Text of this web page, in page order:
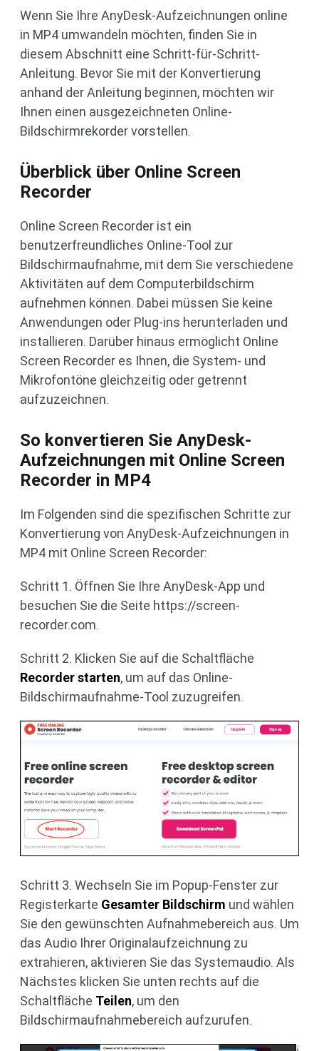
Wenn Sie Ihre AnyDesk-Aufzeichnungen online
in MP4 umwandeln möchten, finden Sie in
diesem Abschnitt eine Schritt-für-Schritt-
Anleitung. Bevor Sie mit der Konvertierung
anhand der Anleitung beginnen, möchten wir
Ihnen einen ausgezeichneten Online-
Bildschirmrekorder vorstellen.
Überblick über Online Screen
Recorder
Online Screen Recorder ist ein
benutzerfreundliches Online-Tool zur
Bildschirmaufnahme, mit dem Sie verschiedene
Aktivitäten auf dem Computerbildschirm
aufnehmen können. Dabei müssen Sie keine
Anwendungen oder Plug-ins herunterladen und
installieren. Darüber hinaus ermöglicht Online
Screen Recorder es Ihnen, die System- und
Mikrofontöne gleichzeitig oder getrennt
aufzuzeichnen.
So konvertieren Sie AnyDesk-
Aufzeichnungen mit Online Screen
Recorder in MP4
Im Folgenden sind die spezifischen Schritte zur
Konvertierung von AnyDesk-Aufzeichnungen in
MP4 mit Online Screen Recorder:
Schritt 1. Öffnen Sie Ihre AnyDesk-App und
besuchen Sie die Seite https://screen-
recorder.com.
Schritt 2. Klicken Sie auf die Schaltfläche
Recorder starten, um auf das Online-
Bildschirmaufnahme-Tool zuzugreifen.
Schritt 3. Wechseln Sie im Popup-Fenster zur
Registerkarte Gesamter Bildschirm und wählen
Sie den gewünschten Aufnahmebereich aus. Um
das Audio Ihrer Originalaufzeichnung zu
extrahieren, aktivieren Sie das Systemaudio. Als
Nächstes klicken Sie unten rechts auf die
Schaltfläche Teilen, um den
Bildschirmaufnahmebereich aufzurufen.